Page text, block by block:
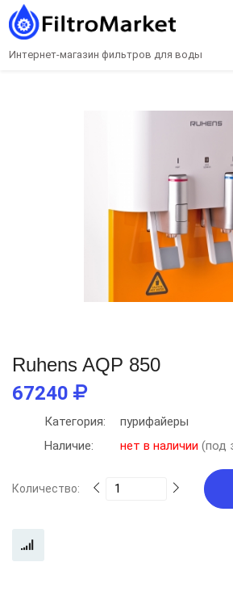
Интернет-магазин фильтров для воды
Ruhens AQP 850
67240
Категория:
пурифайеры
Наличие:
нет в наличии (под
Количество: